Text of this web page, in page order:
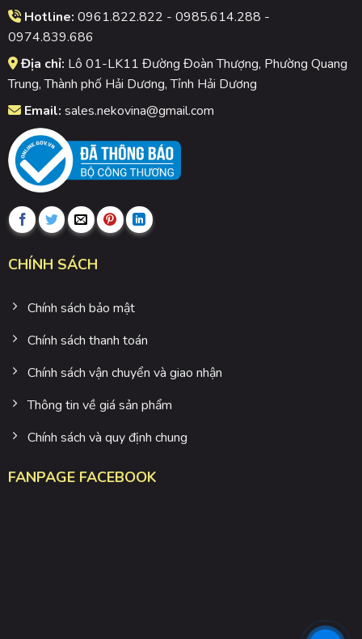
Hotline: 0961.822.822 - 0985.614.288 -
0974.839.686
Địa chỉ: Lô 01-LK11 Đường Đoàn Thượng, Phường Quang
Trung, Thành phố Hải Dương, Tỉnh Hải Dương
Email: sales.nekovina@gmail.com
CHÍNH SÁCH
Chính sách bảo mật
Chính sách thanh toán
Chính sách vận chuyển và giao nhận
Thông tin về giá sản phẩm
Chính sách và quy định chung
FANPAGE FACEBOOK